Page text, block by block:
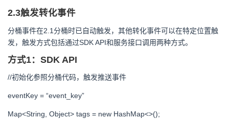
2.3触发转化事件
分桶事件在2.1分桶时已自动触发，其他转化事件可以在特定位置触
发，触发方式包括通过SDK API和服务接口调用两种方式。
方式1：SDK API
//初始化参照分桶代码，触发推送事件
eventKey = “event_key”
Map<String, Object> tags = new HashMap<>();